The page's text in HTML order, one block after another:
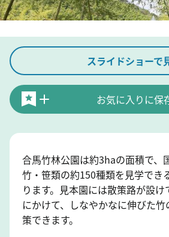
スライドショーで
お気に入りに保
合馬竹林公園は約3haの面積で、
竹・笹類の約150種類を見学でき
ります。見本園には散策路が設け
にかけて、しなやかなに伸びた
策できます。